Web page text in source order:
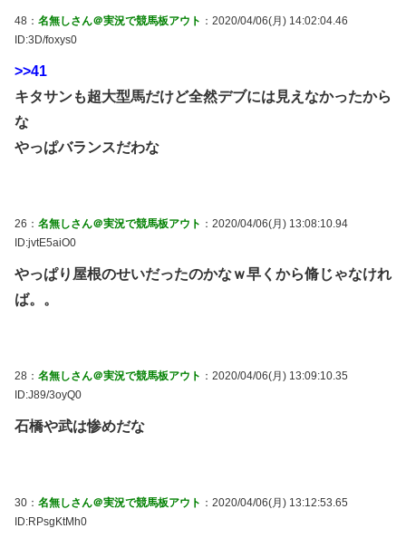
48： 名無しさん＠実況で競馬板アウト ：2020/04/06(月) 14:02:04.46
ID:3D/foxys0
>>41
キタサンも超大型馬だけど全然デブには見えなかったから
な
やっぱバランスだわな
26： 名無しさん＠実況で競馬板アウト ：2020/04/06(月) 13:08:10.94
ID:jvtE5aiO0
やっぱり屋根のせいだったのかなｗ早くから脩じゃなけれ
ば。。
28： 名無しさん＠実況で競馬板アウト ：2020/04/06(月) 13:09:10.35
ID:J89/3oyQ0
石橋や武は惨めだな
30： 名無しさん＠実況で競馬板アウト ：2020/04/06(月) 13:12:53.65
ID:RPsgKtMh0